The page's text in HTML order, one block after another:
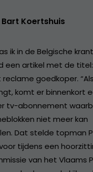
Bart Koertshuis
ik in de Belgische
een artikel met de
reclame goedkoper.
komt er binnenkort
tv-abonnement
niet meer kan
Dat stelde topman
tijdens een
van het Vlaams